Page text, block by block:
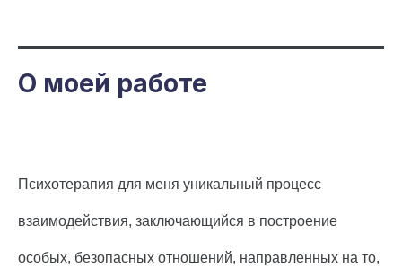
О моей работе
Психотерапия для меня уникальный процесс
взаимодействия, заключающийся в построение
особых, безопасных отношений, направленных на то,